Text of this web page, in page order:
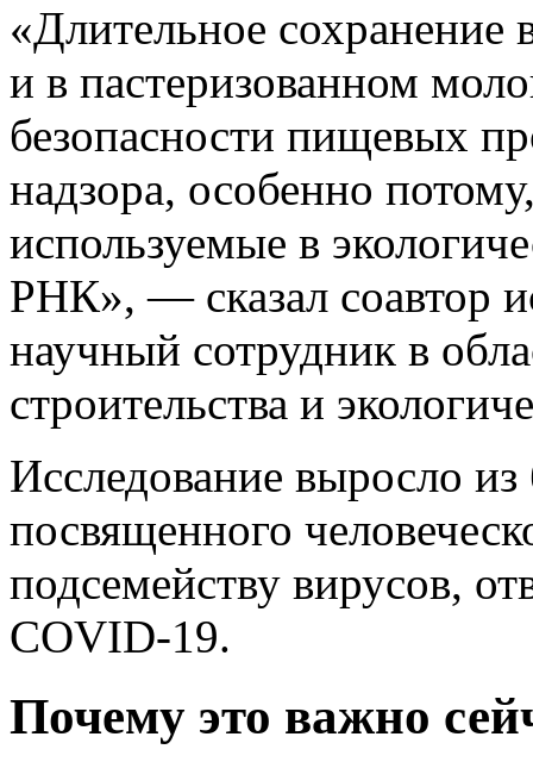
«Длительное
и в пастеризованном
безопасности пищевых
надзора, особенно
используемые в
РНК», — сказал соавтор
научный сотрудник в
строительства и
Исследование выросло из
посвященного
подсемейству вирусов,
COVID-19.
Почему это важно